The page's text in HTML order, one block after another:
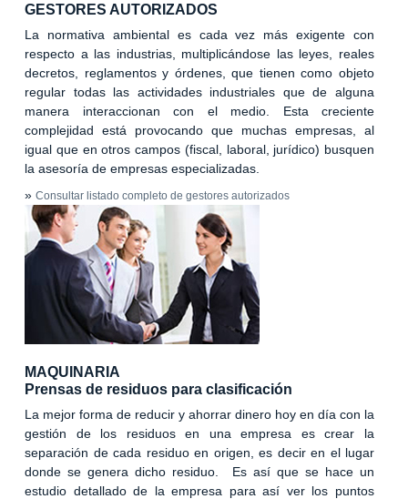
GESTORES AUTORIZADOS
La normativa ambiental es cada vez más exigente con
respecto a las industrias, multiplicándose las leyes, reales
decretos, reglamentos y órdenes, que tienen como objeto
regular todas las actividades industriales que de alguna
manera interaccionan con el medio. Esta creciente
complejidad está provocando que muchas empresas, al
igual que en otros campos (fiscal, laboral, jurídico) busquen
la asesoría de empresas especializadas.
» Consultar listado completo de gestores autorizados
MAQUINARIA
Prensas de residuos para clasificación
La mejor forma de reducir y ahorrar dinero hoy en día con la
gestión de los residuos en una empresa es crear la
separación de cada residuo en origen, es decir en el lugar
donde se genera dicho residuo. Es así que se hace un
estudio detallado de la empresa para así ver los puntos